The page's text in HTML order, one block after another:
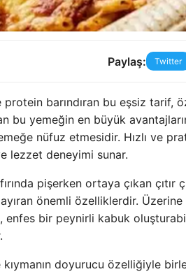
Paylaş: Twitter
barındıran bu eşsiz tarif,
bu yemeğin en büyük
nüfuz etmesidir. Hızlı ve
lezzet deneyimi sunar.
pişerken ortaya çıkan
önemli özelliklerdir.
enfes bir peynirli kabuk
doyurucu özelliğiyle